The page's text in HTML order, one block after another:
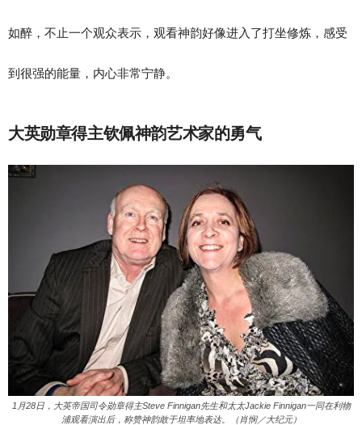
如醉，不止一个观众表示，观看神韵好像进入了打坐修炼，感受
到很强的能量，内心非常宁静。
大英勋章得主钦佩神韵艺术家的勇气
1月28日，大英帝国司令勋章得主Steve Finnigan先生和太太Jackie Finnigan一同在利物
浦观看演出后，称赞神韵敢于坦率地表达。（肖悯／大纪元）